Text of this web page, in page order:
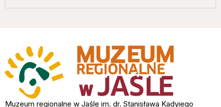
Muzeum regionalne w Jaśle im. dr. Stanisława Kadyiego